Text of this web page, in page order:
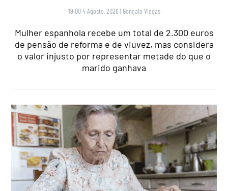
19:00 4 Agosto, 2026 | Gonçalo Viegas
Mulher espanhola recebe um total de 2.300 euros
de pensão de reforma e de viuvez, mas considera
o valor injusto por representar metade do que o
marido ganhava